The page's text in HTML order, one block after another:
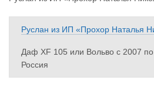
Руслан из ИП «Прохор Наталья
Даф XF 105 или Вольво c 2007
Россия